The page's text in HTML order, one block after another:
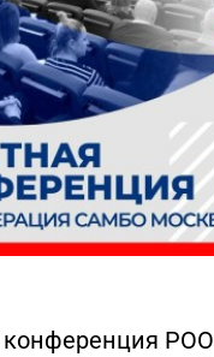
конференция РОО